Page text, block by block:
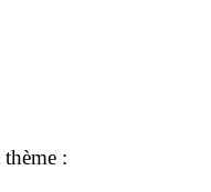
: